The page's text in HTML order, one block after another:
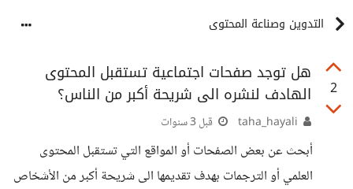
التدوين وصناعة المحتوى
2
هل توجد صفحات اجتماعية تستقبل المحتوى
الهادف لنشره الى شريحة أكبر من الناس؟
قبل 3 سنوات
أبحث عن بعض الصفحات أو المواقع التي تستقبل المحتوى
العلمي أو الترجمات بهدف تقديمها الى شريحة أكبر من الأشخاص